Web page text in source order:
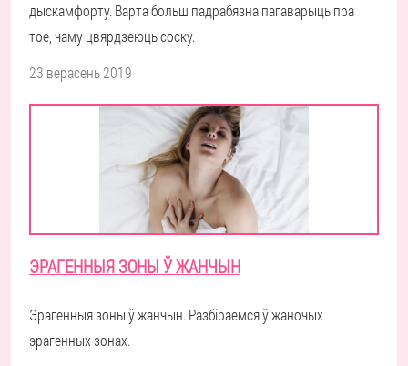
дыскамфорту. Варта больш падрабязна пагаварыць пра
тое, чаму цвярдзеюць соску.
23 верасень 2019
ЭРАГЕННЫЯ ЗОНЫ Ў ЖАНЧЫН
Эрагенныя зоны ў жанчын. Разбіраемся ў жаночых
эрагенных зонах.